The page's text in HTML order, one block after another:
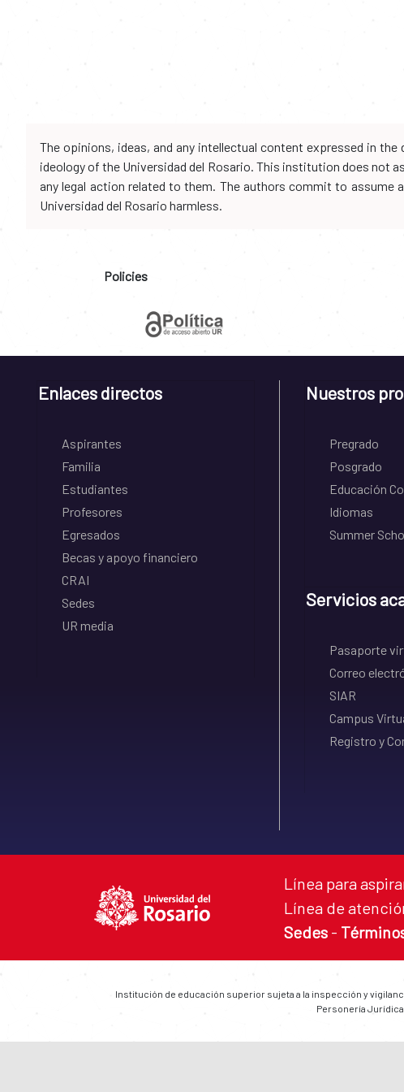
The opinions, ideas, and any intellectual content expressed in
ideology of the Universidad del Rosario. This institution does not
any legal action related to them. The authors commit to
Universidad del Rosario harmless.
Policies
Enlaces directos
Aspirantes
Familia
Estudiantes
Profesores
Egresados
Becas y apoyo financiero
CRAI
Sedes
UR media
Nuestros
Pregrado
Posgrado
Educación
Idiomas
Summer
Servicios
Pasaporte
Correo
SIAR
Campus
Registro y
Línea para
Línea de
Sedes -
Institución de educación superior sujeta a la inspección y
Personería